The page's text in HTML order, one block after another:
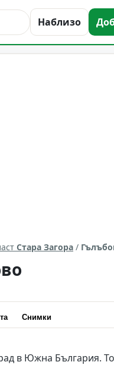
Наблизо
Стара Загора
Стара Загора /
Снимки
в Южна България.